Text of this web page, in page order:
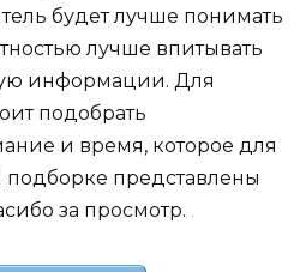
будет лучше понимать
лучше впитывать
информации. Для
подобрать
и время, которое для
представлены
за просмотр.